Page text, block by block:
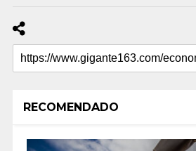
RECOMENDADO